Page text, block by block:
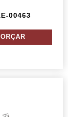
00463